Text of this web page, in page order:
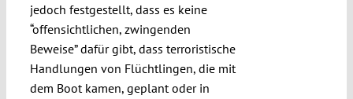
jedoch festgestellt, dass es keine
“offensichtlichen, zwingenden
Beweise” dafür gibt, dass terroristische
Handlungen von Flüchtlingen, die mit
dem Boot kamen, geplant oder in